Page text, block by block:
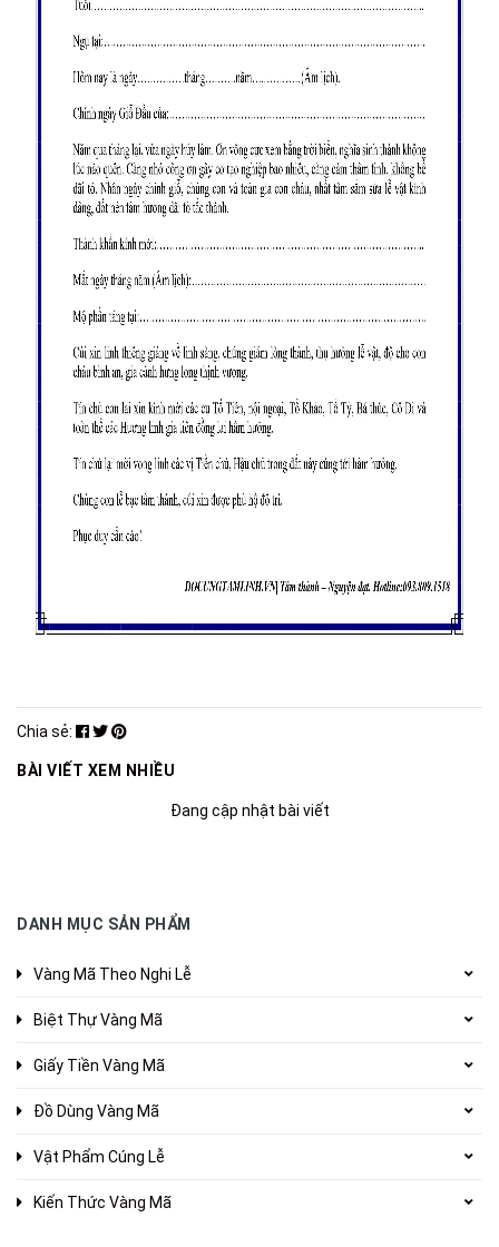
Chia sẻ:
BÀI VIẾT XEM NHIỀU
Đang cập nhật bài viết
DANH MỤC SẢN PHẨM
Vàng Mã Theo Nghi Lễ
Biệt Thự Vàng Mã
Giấy Tiền Vàng Mã
Đồ Dùng Vàng Mã
Vật Phẩm Cúng Lễ
Kiến Thức Vàng Mã